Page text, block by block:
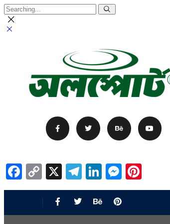
Facebook
Copy
Link
X Telegram
LinkedIn